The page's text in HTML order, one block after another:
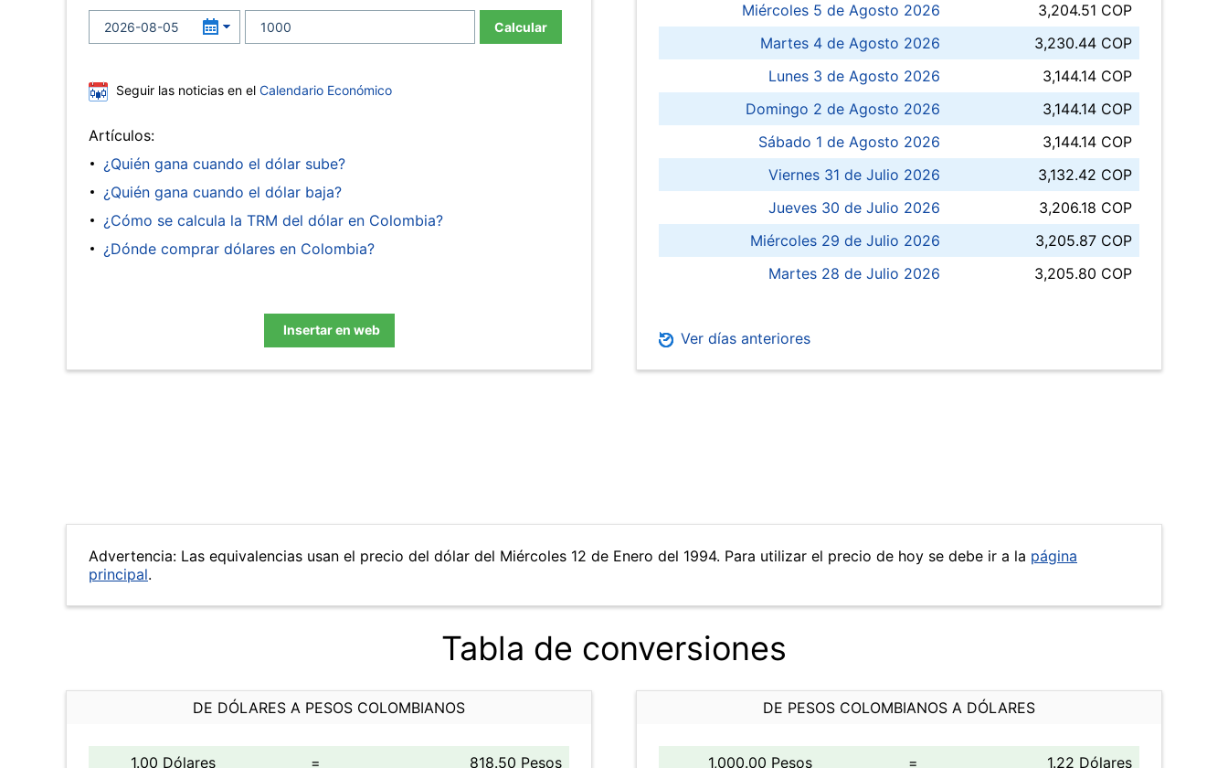
Calcular
Seguir las noticias en el Calendario Económico
Artículos:
¿Quién gana cuando el dólar sube?
¿Quién gana cuando el dólar baja?
¿Cómo se calcula la TRM del dólar en Colombia?
¿Dónde comprar dólares en Colombia?
Insertar en web
Miércoles 5 de Agosto 2026
3,204.51 COP
Martes 4 de Agosto 2026
3,230.44 COP
Lunes 3 de Agosto 2026
3,144.14 COP
Domingo 2 de Agosto 2026
3,144.14 COP
Sábado 1 de Agosto 2026
3,144.14 COP
Viernes 31 de Julio 2026
3,132.42 COP
Jueves 30 de Julio 2026
3,206.18 COP
Miércoles 29 de Julio 2026
3,205.87 COP
Martes 28 de Julio 2026
3,205.80 COP
Ver días anteriores
Advertencia: Las equivalencias usan el precio del dólar del Miércoles 12 de Enero del 1994. Para utilizar el precio de hoy se debe ir a la página
principal.
Tabla de conversiones
DE DÓLARES A PESOS COLOMBIANOS
1.00 Dólares =
818.50 Pesos
DE PESOS COLOMBIANOS A DÓLARES
1,000.00 Pesos =
1.22 Dólares